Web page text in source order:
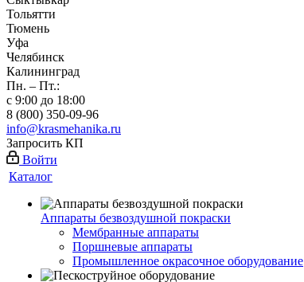
Тольятти
Тюмень
Уфа
Челябинск
Калининград
Пн. – Пт.:
с 9:00 до 18:00
8 (800) 350-09-96
info@krasmehanika.ru
Запросить КП
Войти
Каталог
Аппараты безвоздушной покраски
Мембранные аппараты
Поршневые аппараты
Промышленное окрасочное оборудование